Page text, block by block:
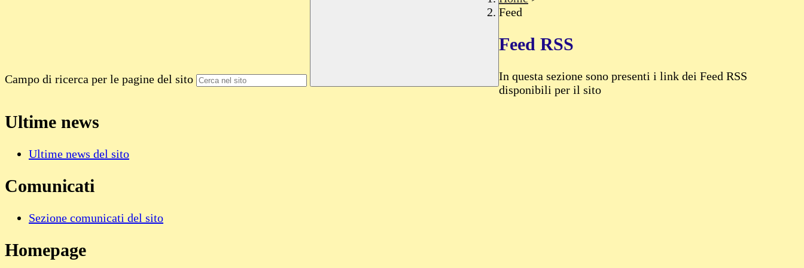
Campo di ricerca per le pagine del sito
Feed
Feed RSS
In questa sezione sono presenti i link dei Feed RSS
disponibili per il sito
Ultime news
Ultime news del sito
Comunicati
Sezione comunicati del sito
Homepage